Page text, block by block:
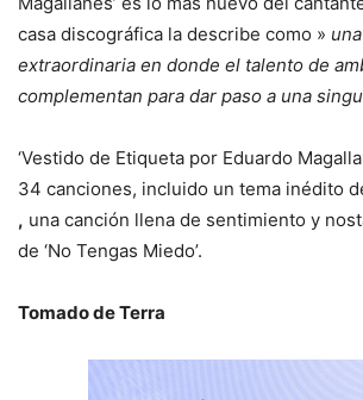
casa discográfica la describe como »
extraordinaria en donde el talento de
complementan para dar paso a una
‘Vestido de Etiqueta por Eduardo
34 canciones, incluido un tema inédito
, una canción llena de sentimiento y
de ‘No Tengas Miedo’.
Tomado de Terra